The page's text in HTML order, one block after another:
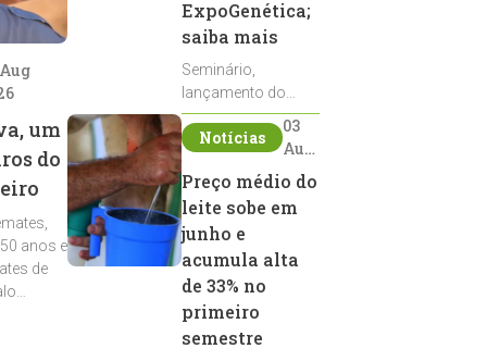
um
do
anos e
de
ExpoGenética;
saiba mais
Seminário,
lançamento do
Sumário de Touros,
debates, podcast,
reprodutores e
homenagens
integram a
programação da
entidade durante a
ExpoGenética 2026
Notícias
03
Aug
2026
Preço médio do
leite sobe em
junho e
acumula alta
de 33% no
primeiro
semestre